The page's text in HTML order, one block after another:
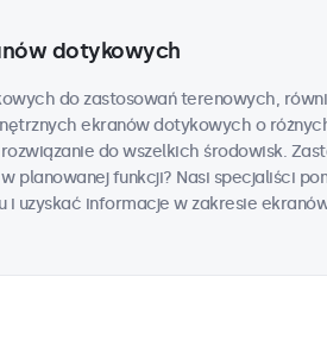
dotykowych
do zastosowań terenowych,
ekranów dotykowych o
do wszelkich środowisk.
planowanej funkcji? Nasi specjaliści
uzyskać informacje w zakresie